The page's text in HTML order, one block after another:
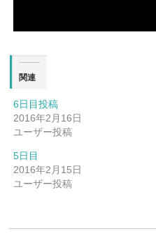
関連
6日目投稿
2016年2月16日
ユーザー投稿
5日目
2016年2月15日
ユーザー投稿